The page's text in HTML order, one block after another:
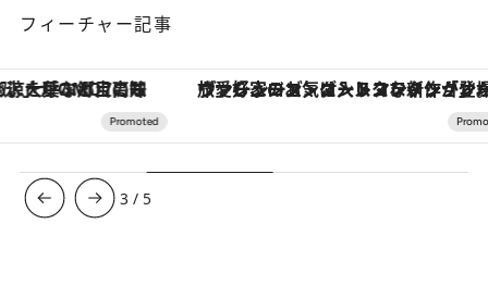
フィーチャー記事
ヴァシュロン・コンスタンタン「オーヴァーシーズ・オートマティック」。旅愛好家のお気に入りコレクションから、ジェンダーレスな新作が登場 【夏限定ディナーコース】旬を
3 / 5